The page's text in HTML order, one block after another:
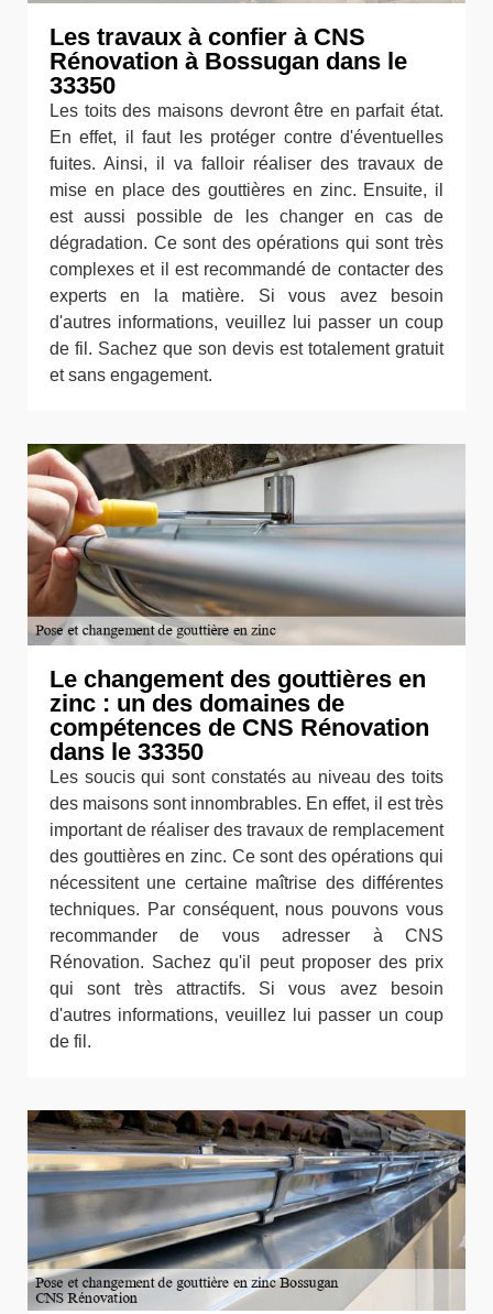
Les travaux à confier à CNS
Rénovation à Bossugan dans le
33350
Les toits des maisons devront être en parfait état.
En effet, il faut les protéger contre d'éventuelles
fuites. Ainsi, il va falloir réaliser des travaux de
mise en place des gouttières en zinc. Ensuite, il
est aussi possible de les changer en cas de
dégradation. Ce sont des opérations qui sont très
complexes et il est recommandé de contacter des
experts en la matière. Si vous avez besoin
d'autres informations, veuillez lui passer un coup
de fil. Sachez que son devis est totalement gratuit
et sans engagement.
Le changement des gouttières en
zinc : un des domaines de
compétences de CNS Rénovation
dans le 33350
Les soucis qui sont constatés au niveau des toits
des maisons sont innombrables. En effet, il est très
important de réaliser des travaux de remplacement
des gouttières en zinc. Ce sont des opérations qui
nécessitent une certaine maîtrise des différentes
techniques. Par conséquent, nous pouvons vous
recommander de vous adresser à CNS
Rénovation. Sachez qu'il peut proposer des prix
qui sont très attractifs. Si vous avez besoin
d'autres informations, veuillez lui passer un coup
de fil.